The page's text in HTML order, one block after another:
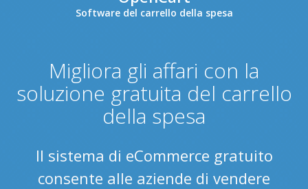
Software del carrello della spesa
Migliora gli affari con la
soluzione gratuita del carrello
della spesa
Il sistema di eCommerce gratuito
consente alle aziende di vendere